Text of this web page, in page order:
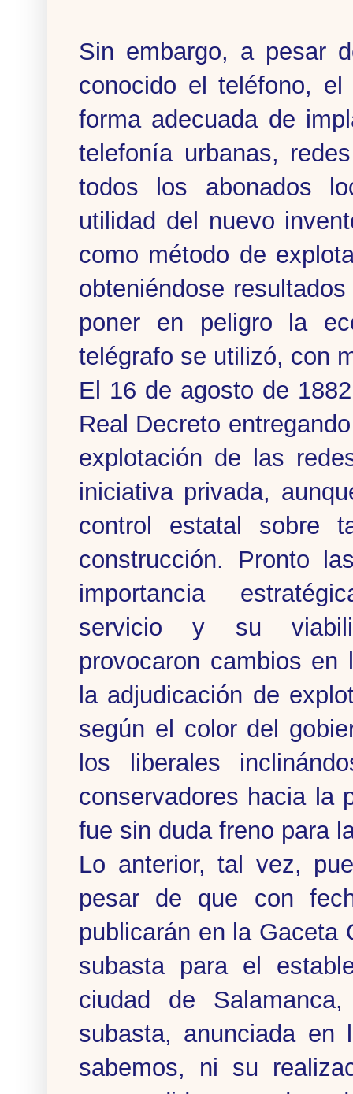
Sin embargo, a pesar
conocido el teléfono,
forma adecuada de
telefonía urbanas,
todos los abonados
utilidad del nuevo
como método de
obteniéndose
poner en peligro la
telégrafo se utilizó, con
El 16 de agosto de
Real Decreto
explotación de las
iniciativa privada,
control estatal sobre
construcción. Pronto
importancia
servicio y su
provocaron cambios en
la adjudicación de
según el color del
los liberales
conservadores hacia la
fue sin duda freno para
Lo anterior, tal vez,
pesar de que con
publicarán en la Gaceta
subasta para el
ciudad de
subasta, anunciada
sabemos, ni su